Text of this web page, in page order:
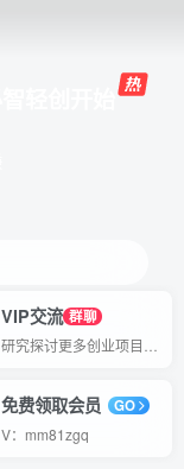
VIP交流 群聊
免费领取会员
GO
V：mm81zgq